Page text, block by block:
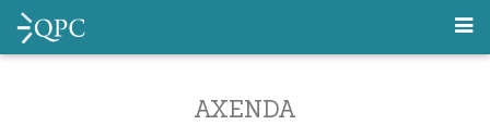
AXENDA